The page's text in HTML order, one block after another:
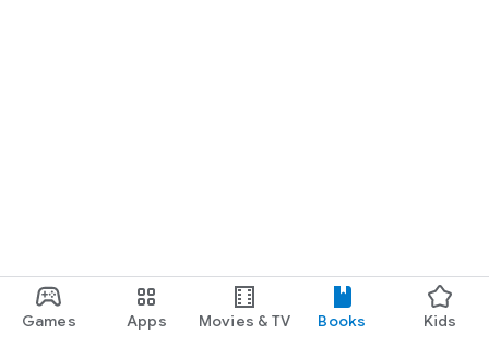
Games Apps Movies & TV Books Kids